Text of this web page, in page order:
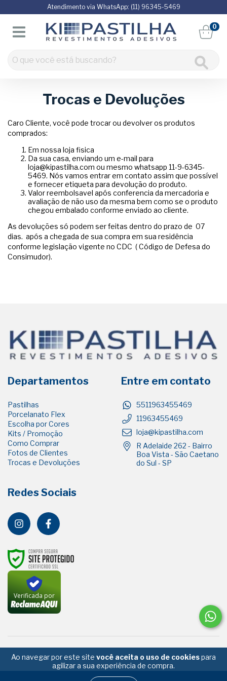
Atendimento via WhatsApp: (11) 96345-5469
0
Ao navegar por este site você aceita o uso de cookiespara
agilizar a sua experiência de compra.
Trocas e Devoluções
Caro Cliente, você pode trocar ou devolver os produtos
comprados:
Em nossa loja fisica
Da sua casa, enviando um e-mail para
loja@kipastilha.com ou mesmo whatsapp 11-9-6345-
5469. Nós vamos entrar em contato assim que possível
e fornecer etiqueta para devolução do produto.
Valor reembolsavel após conferencia da mercadoria e
avaliação de não uso da mesma bem como se o produto
chegou embalado conforme enviado ao cliente.
As devoluções só podem ser feitas dentro do prazo de 07
dias. após a chegada de sua compra em sua residência
conforme legislação vigente no CDC ( Código de Defesa do
Consimudor).
Departamentos
Pastilhas
Porcelanato Flex
Escolha por Cores
Kits / Promoção
Como Comprar
Fotos de Clientes
Trocas e Devoluções
Entre em contato
5511963455469
11963455469
loja@kipastilha.com
R Adelaide 262 - Bairro
Boa Vista - São Caetano
do Sul - SP
Redes Sociais
Verificada por